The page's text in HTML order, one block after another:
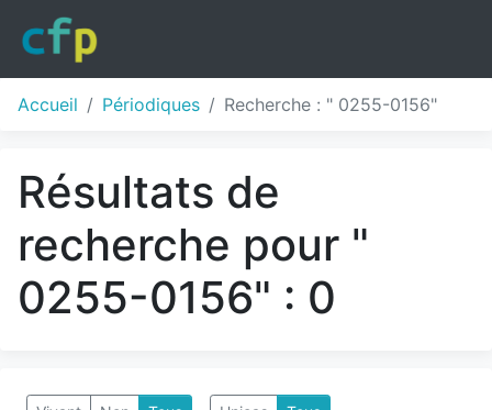
Accueil Périodiques Recherche : " 0255-0156"
Résultats de
recherche pour "
0255-0156" : 0